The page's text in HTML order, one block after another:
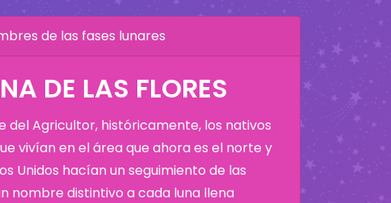
de las fases lunares
DE LAS FLORES
del Agricultor, históricamente, los nativos
vivían en el área que ahora es el norte y
Unidos hacían un seguimiento de las
nombre distintivo a cada luna llena